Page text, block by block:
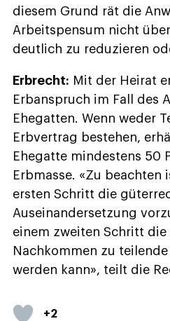
diesem Grund rät die
Arbeitspensum nicht
deutlich zu reduzieren
Erbrecht: Mit der Heirat
Erbanspruch im Fall des
Ehegatten. Wenn weder
Erbvertrag bestehen,
Ehegatte mindestens 50
Erbmasse. «Zu beachten
ersten Schritt die
Auseinandersetzung
einem zweiten Schritt
Nachkommen zu
werden kann», teilt die
+2